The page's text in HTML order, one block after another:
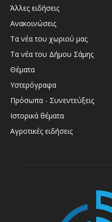
Άλλες ειδήσεις
Ανακοινώσεις
Τα νέα του χωριού μας
Τα νέα του Δήμου Σάμης
Θέματα
Υστερόγραφα
Πρόσωπα - Συνεντεύξεις
Ιστορικά θέματα
Αγροτικές ειδήσεις